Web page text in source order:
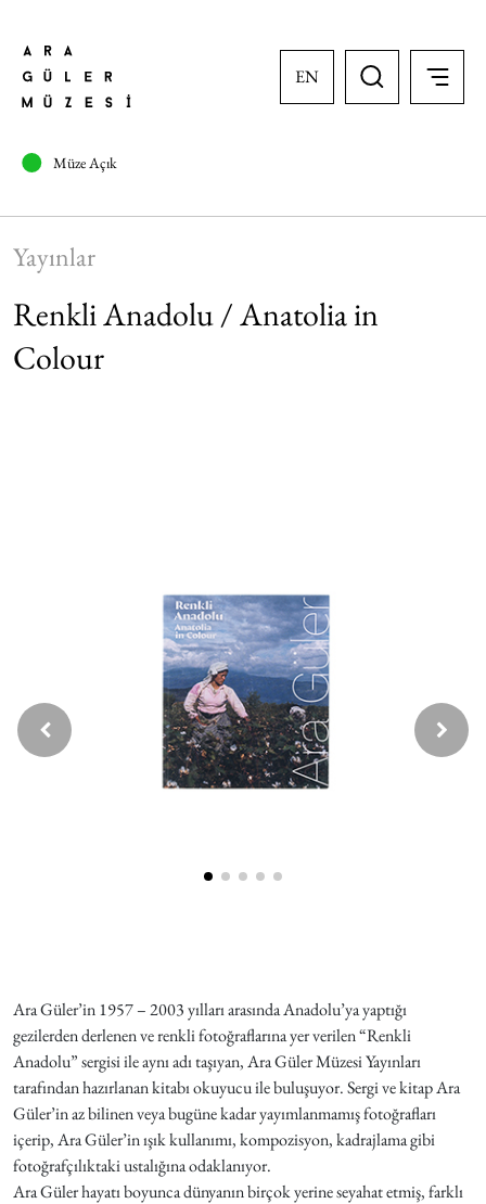
EN
Müze Açık
Yayınlar
Renkli Anadolu / Anatolia in
Colour
Ara Güler’in 1957 – 2003 yılları arasında Anadolu’ya yaptığı
gezilerden derlenen ve renkli fotoğraflarına yer verilen “Renkli
Anadolu” sergisi ile aynı adı taşıyan, Ara Güler Müzesi Yayınları
tarafından hazırlanan kitabı okuyucu ile buluşuyor. Sergi ve kitap Ara
Güler’in az bilinen veya bugüne kadar yayımlanmamış fotoğrafları
içerip, Ara Güler’in ışık kullanımı, kompozisyon, kadrajlama gibi
fotoğrafçılıktaki ustalığına odaklanıyor.
Ara Güler hayatı boyunca dünyanın birçok yerine seyahat etmiş, farklı